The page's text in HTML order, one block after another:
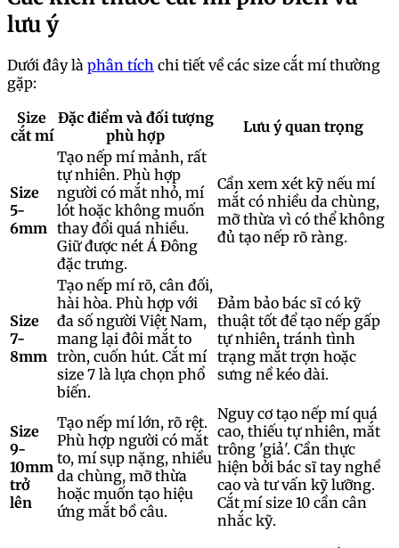
lưu ý
Dưới đây là phân tích chi tiết về các size cắt mí thường
gặp:
Size
cắt mí
Đặc điểm và đối tượng
phù hợp
Lưu ý quan trọng
Size
5-
6mm
Tạo nếp mí mảnh, rất
tự nhiên. Phù hợp
người có mắt nhỏ, mí
lót hoặc không muốn
thay đổi quá nhiều.
Giữ được nét Á Đông
đặc trưng.
Cần xem xét kỹ nếu mí
mắt có nhiều da chùng,
mỡ thừa vì có thể không
đủ tạo nếp rõ ràng.
Size
7-
8mm
Tạo nếp mí rõ, cân đối,
hài hòa. Phù hợp với
đa số người Việt Nam,
mang lại đôi mắt to
tròn, cuốn hút. Cắt mí
size 7 là lựa chọn phổ
biến.
Đảm bảo bác sĩ có kỹ
thuật tốt để tạo nếp gấp
tự nhiên, tránh tình
trạng mắt trợn hoặc
sưng nề kéo dài.
Size
9-
10mm
trở
lên
Tạo nếp mí lớn, rõ rệt.
Phù hợp người có mắt
to, mí sụp nặng, nhiều
da chùng, mỡ thừa
hoặc muốn tạo hiệu
ứng mắt bồ câu.
Nguy cơ tạo nếp mí quá
cao, thiếu tự nhiên, mắt
trông 'giả'. Cần thực
hiện bởi bác sĩ tay nghề
cao và tư vấn kỹ lưỡng.
Cắt mí size 10 cần cân
nhắc kỹ.